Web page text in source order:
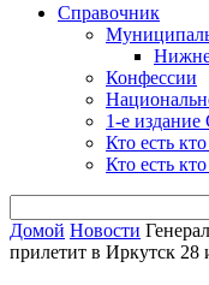
Справочник
Конфессии
1-е издание
Кто есть
Кто есть
Домой Новости
прилетит в Иркутск 28